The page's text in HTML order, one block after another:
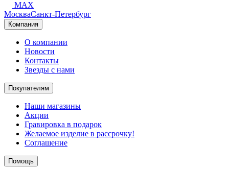
MAX
МоскваСанкт-Петербург
Компания
О компании
Новости
Контакты
Звезды с нами
Покупателям
Наши магазины
Акции
Гравировка в подарок
Желаемое изделие в рассрочку!
Соглашение
Помощь